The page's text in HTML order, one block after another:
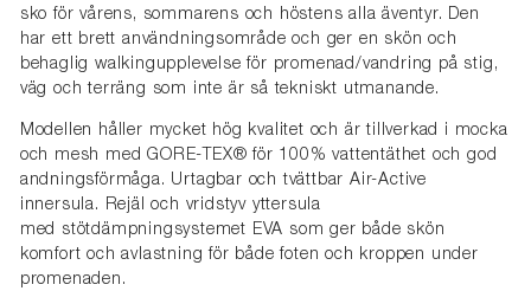
sko för vårens, sommarens och höstens alla äventyr. Den
har ett brett användningsområde och ger en skön och
behaglig walkingupplevelse för promenad/vandring på stig,
väg och terräng som inte är så tekniskt utmanande.
Modellen håller mycket hög kvalitet och är tillverkad i mocka
och mesh med GORE-TEX® för 100% vattentäthet och god
andningsförmåga. Urtagbar och tvättbar Air-Active
innersula. Rejäl och vridstyv yttersula
med stötdämpningsystemet EVA som ger både skön
komfort och avlastning för både foten och kroppen under
promenaden.